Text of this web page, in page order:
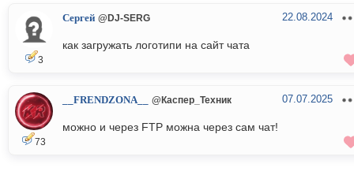
3
Сергей @DJ-SERG 22.08.2024
как загружать логотипи на сайт чата
73
__FRENDZONA__ @Каспер_Техник 07.07.2025
можно и через FTP можна через сам чат!